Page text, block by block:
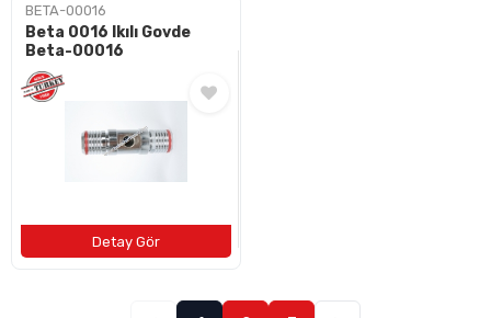
BETA-00016
Beta 0016 Ikılı Govde
Beta-00016